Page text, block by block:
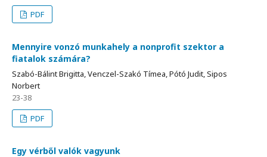
PDF
Mennyire vonzó munkahely a nonprofit szektor a
fiatalok számára?
Szabó-Bálint Brigitta, Venczel-Szakó Tímea, Pótó Judit, Sipos
Norbert
23-38
PDF
Egy vérből valók vagyunk